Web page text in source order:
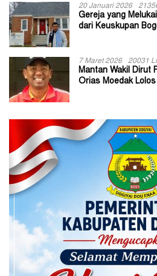
20 Januari 2026
Gereja yang
dari Keuskupan
7 Maret 2026 20031
Mantan Wakil Dirut
Orias Moedak